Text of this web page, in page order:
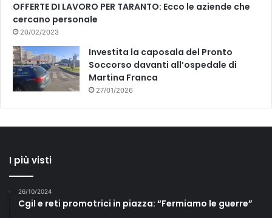
OFFERTE DI LAVORO PER TARANTO: Ecco le aziende che
cercano personale
20/02/2023
Investita la caposala del Pronto
Soccorso davanti all’ospedale di
Martina Franca
27/01/2026
I più visti
26/10/2024
Cgil e reti promotrici in piazza: “Fermiamo le guerre”